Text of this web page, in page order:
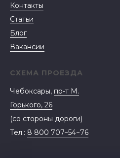
Контакты
Статьи
Блог
Вакансии
СХЕМА ПРОЕЗДА
Чебоксары, пр-т М.
Горького, 26
(со стороны дороги)
Тел.: 8 800 707−54−76